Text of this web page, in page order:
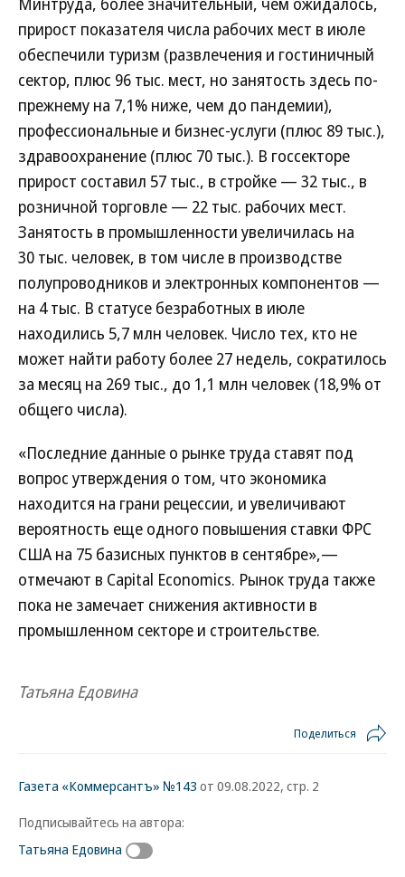
прирост показателя числа рабочих мест в июле
обеспечили туризм (развлечения и гостиничный
сектор, плюс 96 тыс. мест, но занятость здесь по-
прежнему на 7,1% ниже, чем до пандемии),
профессиональные и бизнес-услуги (плюс 89 тыс.),
здравоохранение (плюс 70 тыс.). В госсекторе
прирост составил 57 тыс., в стройке — 32 тыс., в
розничной торговле — 22 тыс. рабочих мест.
Занятость в промышленности увеличилась на
30 тыс. человек, в том числе в производстве
полупроводников и электронных компонентов —
на 4 тыс. В статусе безработных в июле
находились 5,7 млн человек. Число тех, кто не
может найти работу более 27 недель, сократилось
за месяц на 269 тыс., до 1,1 млн человек (18,9% от
общего числа).
«Последние данные о рынке труда ставят под
вопрос утверждения о том, что экономика
находится на грани рецессии, и увеличивают
вероятность еще одного повышения ставки ФРС
США на 75 базисных пунктов в сентябре»,—
отмечают в Capital Economics. Рынок труда также
пока не замечает снижения активности в
промышленном секторе и строительстве.
Татьяна Едовина
Поделиться
Газета «Коммерсантъ» №143 от 09.08.2022, стр. 2
Подписывайтесь на автора:
Татьяна Едовина